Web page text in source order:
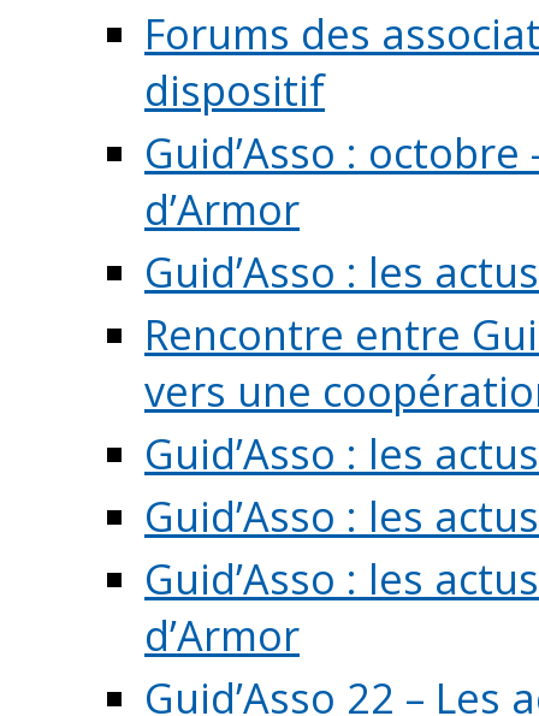
Forums des
dispositif
Guid’Asso :
d’Armor
Guid’Asso : les
Rencontre entre
vers une
Guid’Asso : les
Guid’Asso : les
Guid’Asso : les
d’Armor
Guid’Asso 22 – Les